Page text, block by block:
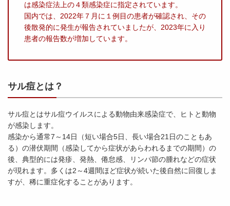
は感染症法上の４類感染症に指定されています。
国内では、2022年７月に１例目の患者が確認され、その
後散発的に発生が報告されていましたが、2023年に入り
患者の報告数が増加しています。
サル痘とは？
サル痘とはサル痘ウイルスによる動物由来感染症で、ヒトと動物
が感染します。
感染から通常7～14日（短い場合5日、長い場合21日のこともあ
る）の潜伏期間（感染してから症状があらわれるまでの期間）の
後、典型的には発疹、発熱、倦怠感、リンパ節の腫れなどの症状
が現れます。多くは2～4週間ほど症状が続いた後自然に回復しま
すが、稀に重症化することがあります。